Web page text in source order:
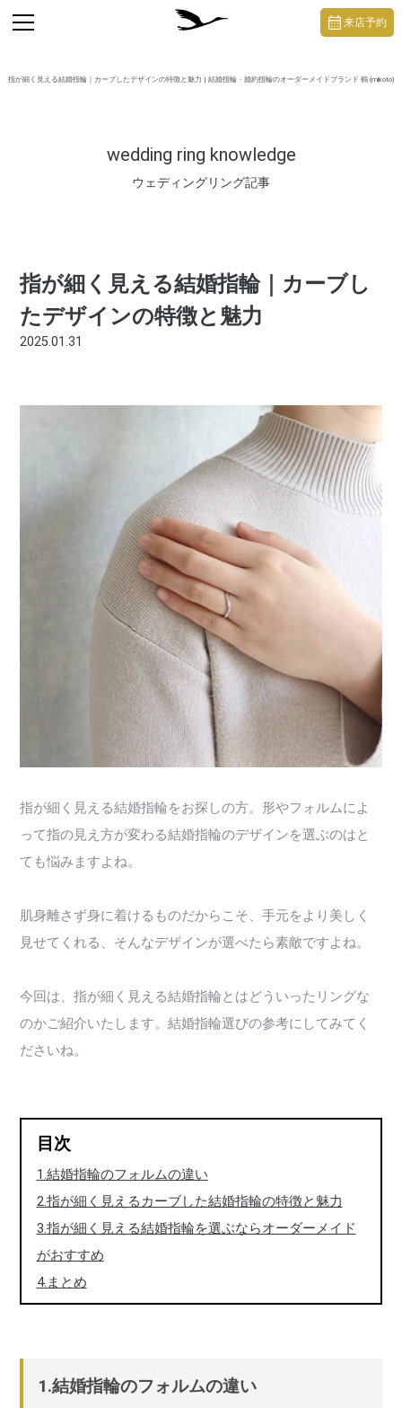
指が細く見える結婚指輪｜カーブしたデザインの特徴と魅力 | 結婚指輪・婚約指輪のオーダーメイドブランド 鶴 (mikoto)
wedding ring knowledge
ウェディングリング記事
toggle
navigation
来店予約
指が細く見える結婚指輪｜カーブし
たデザインの特徴と魅力
2025.01.31
指が細く見える結婚指輪をお探しの方。形やフォルムによ
って指の見え方が変わる結婚指輪のデザインを選ぶのはと
ても悩みますよね。
肌身離さず身に着けるものだからこそ、手元をより美しく
見せてくれる、そんなデザインが選べたら素敵ですよね。
今回は、指が細く見える結婚指輪とはどういったリングな
のかご紹介いたします。結婚指輪選びの参考にしてみてく
ださいね。
目次
1.結婚指輪のフォルムの違い
2.指が細く見えるカーブした結婚指輪の特徴と魅力
3.指が細く見える結婚指輪を選ぶならオーダーメイド
がおすすめ
4.まとめ
1.結婚指輪のフォルムの違い